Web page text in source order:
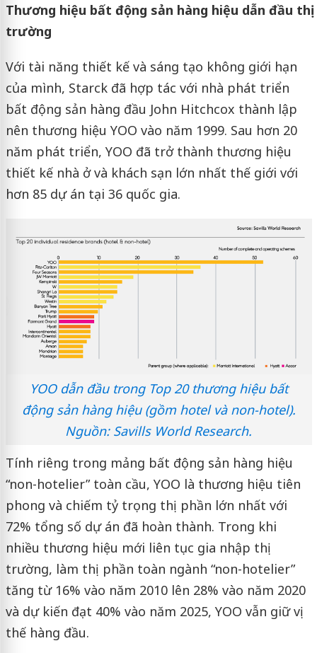
Thương hiệu bất động sản hàng hiệu dẫn đầu thị
trường
Với tài năng thiết kế và sáng tạo không giới hạn
của mình, Starck đã hợp tác với nhà phát triển
bất động sản hàng đầu John Hitchcox thành lập
nên thương hiệu YOO vào năm 1999. Sau hơn 20
năm phát triển, YOO đã trở thành thương hiệu
thiết kế nhà ở và khách sạn lớn nhất thế giới với
hơn 85 dự án tại 36 quốc gia.
YOO dẫn đầu trong Top 20 thương hiệu bất
động sản hàng hiệu (gồm hotel và non-hotel).
Nguồn: Savills World Research.
Tính riêng trong mảng bất động sản hàng hiệu
“non-hotelier” toàn cầu, YOO là thương hiệu tiên
phong và chiếm tỷ trọng thị phần lớn nhất với
72% tổng số dự án đã hoàn thành. Trong khi
nhiều thương hiệu mới liên tục gia nhập thị
trường, làm thị phần toàn ngành “non-hotelier”
tăng từ 16% vào năm 2010 lên 28% vào năm 2020
và dự kiến đạt 40% vào năm 2025, YOO vẫn giữ vị
thế hàng đầu.